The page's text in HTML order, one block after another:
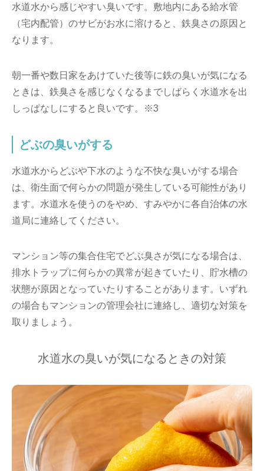
水道水から感じやすい臭いです。敷地内にある給水管
（宅内配管）のサビがお水に溶けると、鉄臭さの原因と
なります。
朝一番や数日家をあけていた後等に鉄の臭いが気になる
ときは、鉄臭さを感じなくなるまでしばらく水道水を出
しっぱなしにすると良いです。※3
どぶの臭いがする
水道水からどぶや下水のような不快な臭いがする場合
は、衛生面で何らかの問題が発生している可能性があり
ます。水道水を使うのをやめ、すみやかに各自治体の水
道局に連絡してください。
マンション等の集合住宅でどぶ臭さが気になる場合は、
排水トラップに何らかの異常が起きていたり、貯水槽の
状態が原因となっていたりすることがあります。いずれ
の場合もマンションの管理会社に連絡し、適切な対策を
取りましょう。
水道水の臭いが気になるときの対策